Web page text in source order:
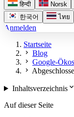
हिन्दी
Norsk
한국어
ไทย
Anmelden
Startseite
chevron_right Blog
chevron_right Google-
chevron_right
Inhaltsverzeichnisexpand_more
Auf dieser Seite